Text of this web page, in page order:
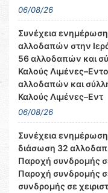
06/08/26
Συνέχεια
αλλοδαπών στην
56 αλλοδαπών και
Καλούς
αλλοδαπών και
Καλούς Λιμένες–Εντ
06/08/26
Συνέχεια
διάσωση 32
Παροχή συνδρομής
Παροχή συνδρομής
συνδρομής σε